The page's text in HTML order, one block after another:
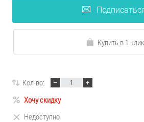
Купить в 1 клик
Кол-во:
Хочу скидку
Недоступно